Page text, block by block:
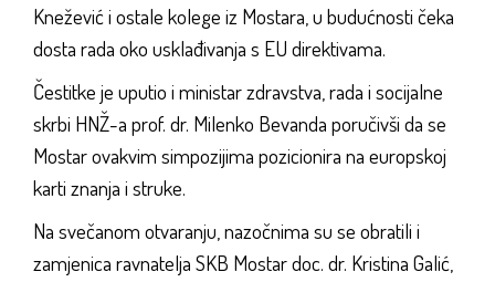
Knežević i ostale kolege iz Mostara, u budućnosti čeka
dosta rada oko usklađivanja s EU direktivama.
Čestitke je uputio i ministar zdravstva, rada i socijalne
skrbi HNŽ-a prof. dr. Milenko Bevanda poručivši da se
Mostar ovakvim simpozijima pozicionira na europskoj
karti znanja i struke.
Na svečanom otvaranju, nazočnima su se obratili i
zamjenica ravnatelja SKB Mostar doc. dr. Kristina Galić,